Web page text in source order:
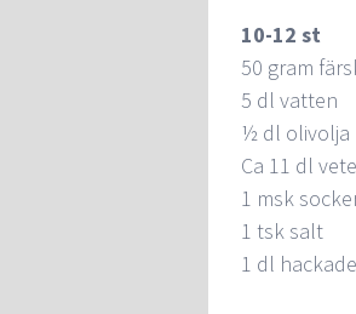
10-12 st
50 gram
5 dl vatten
½ dl olivolja
Ca 11 dl
1 msk
1 tsk salt
1 dl